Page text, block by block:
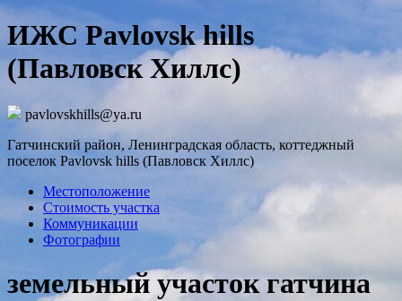
ИЖС Pavlovsk hills
(Павловск Хиллс)
pavlovskhills@ya.ru
Гатчинский район, Ленинградская область, коттеджный
поселок Pavlovsk hills (Павловск Хиллс)
Местоположение
Стоимость участка
Коммуникации
Фотографии
земельный участок гатчина